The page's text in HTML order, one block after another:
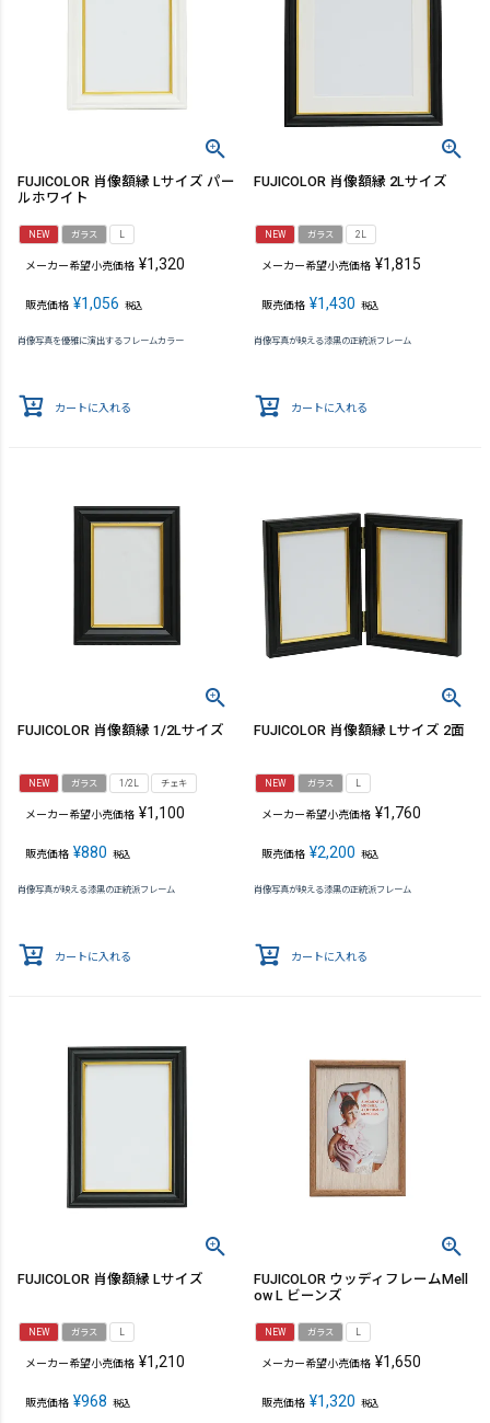
FUJICOLOR 肖像額縁 Lサイズ パー
ルホワイト
NEW ガラス L
メーカー希望小売価格 ¥1,320
販売価格 ¥1,056 税込
肖像写真を優雅に演出するフレームカラー
カートに入れる
FUJICOLOR 肖像額縁 2Lサイズ
NEW ガラス 2L
メーカー希望小売価格 ¥1,815
販売価格 ¥1,430 税込
肖像写真が映える漆黒の正統派フレーム
カートに入れる
FUJICOLOR 肖像額縁 1/2Lサイズ
NEW ガラス 1/2L チェキ
メーカー希望小売価格 ¥1,100
販売価格 ¥880 税込
肖像写真が映える漆黒の正統派フレーム
カートに入れる
FUJICOLOR 肖像額縁 Lサイズ 2面
NEW ガラス L
メーカー希望小売価格 ¥1,760
販売価格 ¥2,200 税込
肖像写真が映える漆黒の正統派フレーム
カートに入れる
FUJICOLOR 肖像額縁 Lサイズ
NEW ガラス L
メーカー希望小売価格 ¥1,210
販売価格 ¥968 税込
FUJICOLOR ウッディフレームMell
ow L ビーンズ
NEW ガラス L
メーカー希望小売価格 ¥1,650
販売価格 ¥1,320 税込